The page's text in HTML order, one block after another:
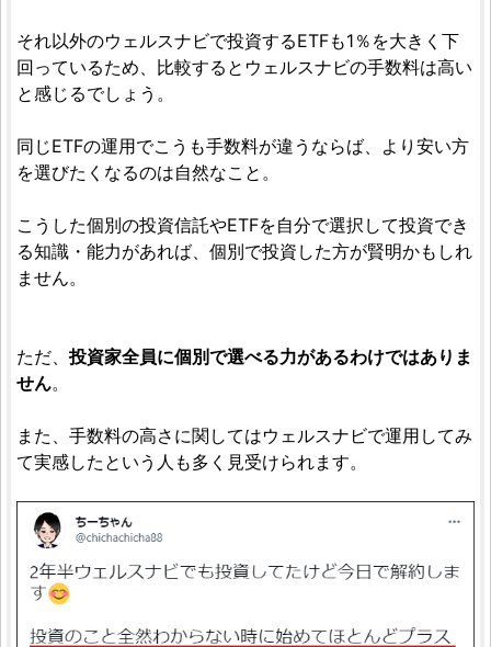
それ以外のウェルスナビで投資するETFも1％を大きく下
回っているため、比較するとウェルスナビの手数料は高い
と感じるでしょう。
同じETFの運用でこうも手数料が違うならば、より安い方
を選びたくなるのは自然なこと。
こうした個別の投資信託やETFを自分で選択して投資でき
る知識・能力があれば、個別で投資した方が賢明かもしれ
ません。
ただ、投資家全員に個別で選べる力があるわけではありま
せん。
また、手数料の高さに関してはウェルスナビで運用してみ
て実感したという人も多く見受けられます。